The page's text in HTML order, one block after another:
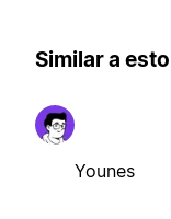
Similar a esto
Younes